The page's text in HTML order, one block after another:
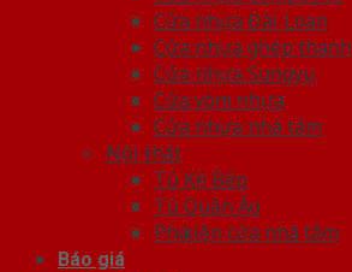
Cửa nhựa Đài Loan
Cửa nhựa ghép thanh
Cửa nhựa Sungyu
Cửa vòm nhựa
Cửa nhựa nhà tắm
Nội thất
Tủ Kệ Bếp
Tủ Quần Áo
Phụ kiện cửa nhà tắm
Báo giá